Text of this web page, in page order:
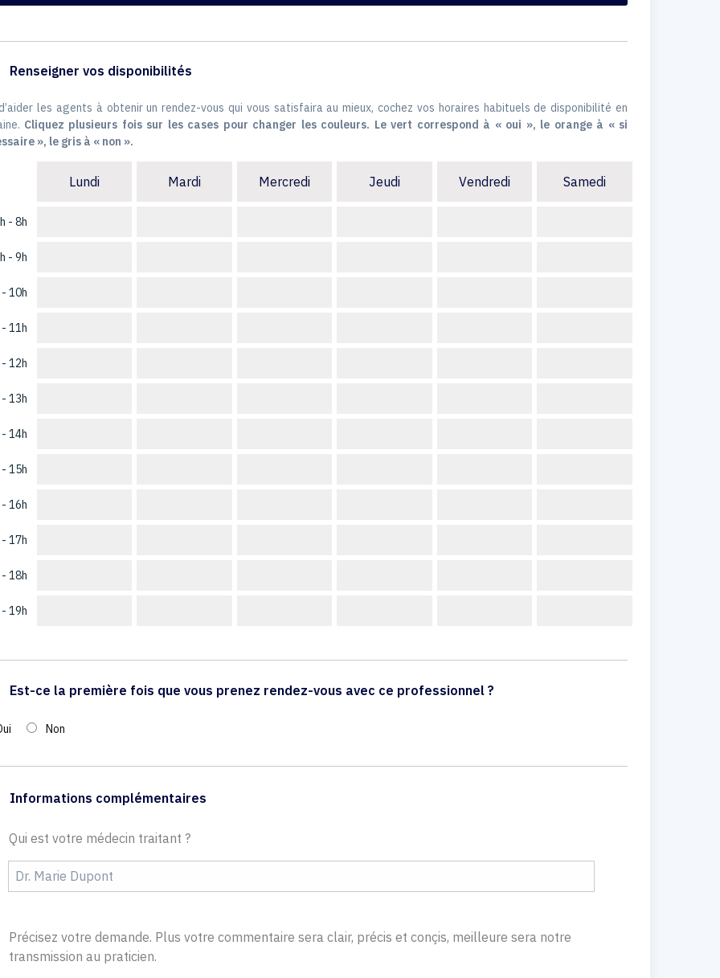
Renseigner vos disponibilités
les agents à obtenir un rendez-vous qui vous satisfaira au mieux, cochez vos horaires habituels de disponibilité en
Cliquez plusieurs fois sur les cases pour changer les couleurs. Le vert correspond à « oui », le orange à « si
», le gris à « non ».
- 8h
- 9h
10h
11h
12h
13h
14h
15h
16h
17h
18h
19h
Lundi Mardi Mercredi Jeudi Vendredi Samedi
Est-ce la première fois que vous prenez rendez-vous avec ce professionnel ?
Non
Informations complémentaires
Qui est votre médecin traitant ?
Précisez votre demande. Plus votre commentaire sera clair, précis et conçis, meilleure sera notre
transmission au praticien.